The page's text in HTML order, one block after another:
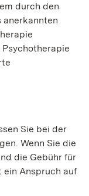
durch den
anerkannten
Sie bei der
Wenn Sie die
die Gebühr für
Anspruch auf